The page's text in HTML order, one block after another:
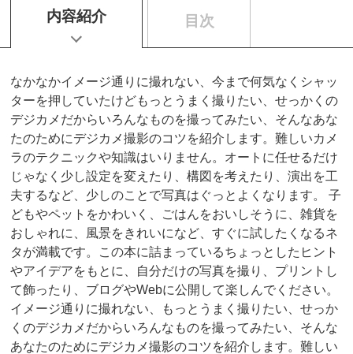
内容紹介 目次
なかなかイメージ通りに撮れない、今まで何気なくシャッ
ターを押していたけどもっとうまく撮りたい、せっかくの
デジカメだからいろんなものを撮ってみたい、そんなあな
たのためにデジカメ撮影のコツを紹介します。難しいカメ
ラのテクニックや知識はいりません。オートに任せるだけ
じゃなく少し設定を変えたり、構図を考えたり、演出を工
夫するなど、少しのことで写真はぐっとよくなります。 子
どもやペットをかわいく、ごはんをおいしそうに、雑貨を
おしゃれに、風景をきれいになど、すぐに試したくなるネ
タが満載です。この本に詰まっているちょっとしたヒント
やアイデアをもとに、自分だけの写真を撮り、プリントし
て飾ったり、ブログやWebに公開して楽しんでください。
イメージ通りに撮れない、もっとうまく撮りたい、せっか
くのデジカメだからいろんなものを撮ってみたい、そんな
あなたのためにデジカメ撮影のコツを紹介します。難しい